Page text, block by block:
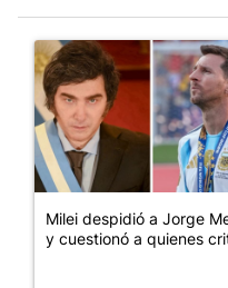
Un artículo de tendencia
Milei despidió a Jorge
y cuestionó a quienes